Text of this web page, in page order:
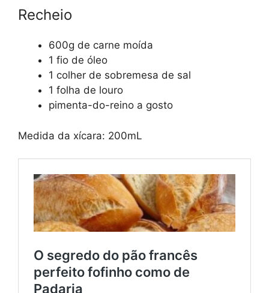
Recheio
600g de carne moída
1 fio de óleo
1 colher de sobremesa de sal
1 folha de louro
pimenta-do-reino a gosto
Medida da xícara: 200mL